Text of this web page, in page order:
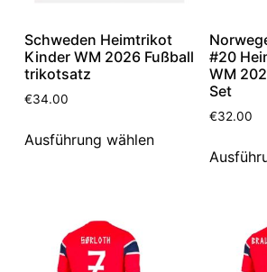
Schweden Heimtrikot
Kinder WM 2026 Fußball
trikotsatz
€34.00
Ausführung wählen
#20
WM
Set
€32.00